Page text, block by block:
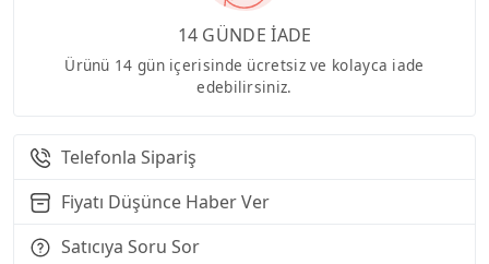
14 GÜNDE İADE
Ürünü 14 gün içerisinde ücretsiz ve kolayca iade
edebilirsiniz.
Telefonla Sipariş
Fiyatı Düşünce Haber Ver
Satıcıya Soru Sor